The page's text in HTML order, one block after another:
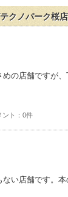
クノパーク桜
くばテクノパー
ント 0件
フつくばテク